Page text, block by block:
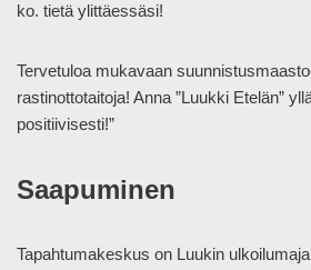
ko. tietä ylittäessäsi!
Tervetuloa mukavaan
rastinottotaitoja! Anna ”Luukki Etelän”
positiivisesti!”
Saapuminen
Tapahtumakeskus on Luukin